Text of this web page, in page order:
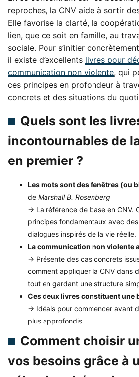
reproches, la CNV aide à sortir
Elle favorise la clarté, la
lien, que ce soit en famille, au
sociale. Pour s’initier
il existe d’excellents livres pour
communication non violente, qui
ces principes en profondeur à
concrets et des situations du
Quels sont les
incontournables de
en premier ?
Les mots sont des fenêtres (ou
de Marshall B. Rosenberg
→ La référence de base en CNV.
principes fondamentaux avec
dialogues inspirés de la vie réelle.
La communication non violente
→ Présente des cas concrets
comment appliquer la CNV dans
tout en gardant une structure
Ces deux livres constituent une
→ Idéals pour commencer avant
plus approfondis.
Comment choisir
vos besoins grâce à